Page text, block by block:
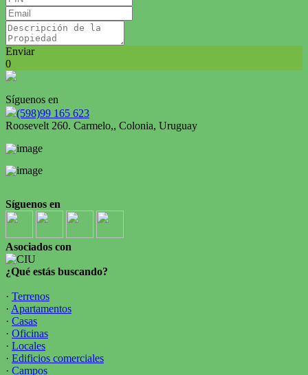
Enviar
0
Síguenos en
(598)99 165 623
Roosevelt 260. Carmelo,, Colonia, Uruguay
Síguenos en
Asociados con
¿Qué estás buscando?
· Terrenos
· Apartamentos
· Casas
· Oficinas
· Locales
· Edificios comerciales
· Campos